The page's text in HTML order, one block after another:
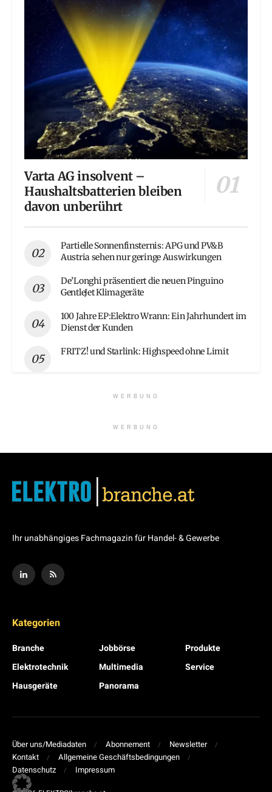
Varta AG insolvent –
Haushaltsbatterien bleiben
davon unberührt
Partielle Sonnenfinsternis: APG und PV&B
Austria sehen nur geringe Auswirkungen
De’Longhi präsentiert die neuen Pinguino
GentleJet Klimageräte
100 Jahre EP:Elektro Wrann: Ein Jahrhundert im
Dienst der Kunden
FRITZ! und Starlink: Highspeed ohne Limit
WERBUNG
WERBUNG
Ihr unabhängiges Fachmagazin für Handel- & Gewerbe
Kategorien
Branche
Elektrotechnik
Hausgeräte
Jobbörse
Multimedia
Panorama
Produkte
Service
Über uns/Mediadaten Abonnement
Newsletter
Kontakt
Allgemeine Geschäftsbedingungen
Datenschutz
Impressum